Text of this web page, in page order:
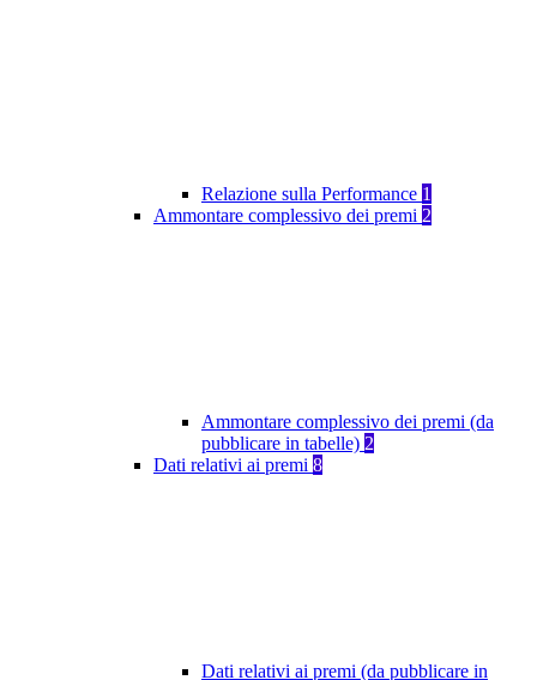
Relazione sulla Performance 1
Ammontare complessivo dei premi 2
Ammontare complessivo dei premi (da
pubblicare in tabelle) 2
Dati relativi ai premi 8
Dati relativi ai premi (da pubblicare in